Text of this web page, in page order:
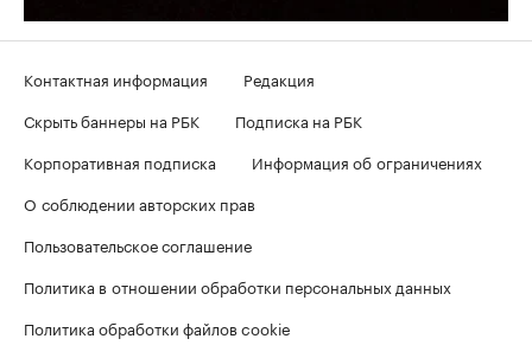
Контактная информация
Редакция
Скрыть баннеры на РБК
Подписка на РБК
Корпоративная подписка
Информация об ограничениях
О соблюдении авторских прав
Пользовательское соглашение
Политика в отношении обработки персональных данных
Политика обработки файлов cookie